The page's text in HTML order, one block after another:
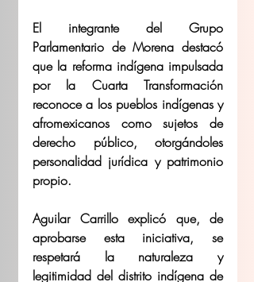
El integrante del Grupo
Parlamentario de Morena destacó
que la reforma indígena impulsada
por la Cuarta Transformación
reconoce a los pueblos indígenas y
afromexicanos como sujetos de
derecho público, otorgándoles
personalidad jurídica y patrimonio
propio.
Aguilar Carrillo explicó que, de
aprobarse esta iniciativa, se
respetará la naturaleza y
legitimidad del distrito indígena de